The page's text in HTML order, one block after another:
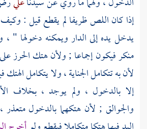
إذا كان اللص ظريفا لم يقطع قيل :
يدخل يده إلى الدار ويمكنه دخولها " ،
منكر فيكون إجماعا ; ولأن هتك الحرز
لأن به تتكامل الجناية ، ولا يتكامل
إلا بالدخول ، ولم يوجد ، بخلاف
والجوالق ; لأن هتكهما بالدخول